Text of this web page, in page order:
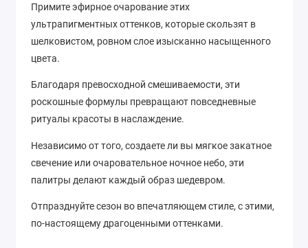
Примите эфирное очарование этих
ультрапигментных оттенков, которые скользят в
шелковистом, ровном слое изысканно насыщенного
цвета.
Благодаря превосходной смешиваемости, эти
роскошные формулы превращают повседневные
ритуалы красоты в наслаждение.
Независимо от того, создаете ли вы мягкое закатное
свечение или очаровательное ночное небо, эти
палитры делают каждый образ шедевром.
Отпразднуйте сезон во впечатляющем стиле, с этими,
по-настоящему драгоценными оттенками.